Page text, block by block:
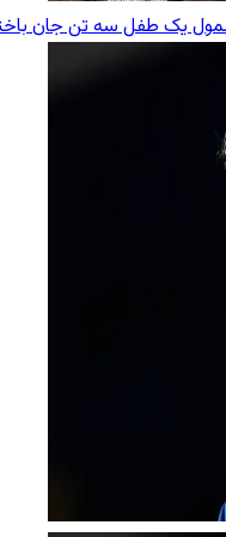
یک طفل سه تن جان